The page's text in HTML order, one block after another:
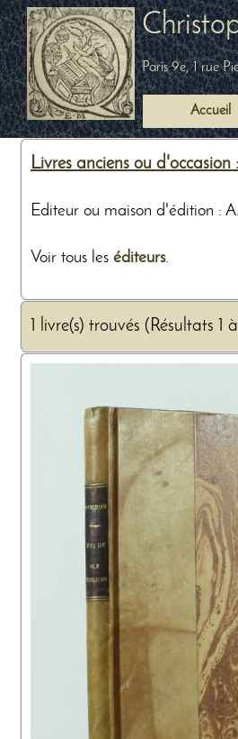
Paris 9e, 1 rue
Accueil
Livres anciens ou
Editeur ou maison d'édition :
Voir tous les éditeurs.
1 livre(s) trouvés (Résultats 1